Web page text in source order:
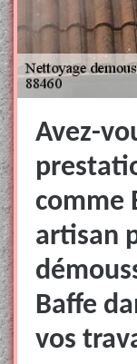
Avez-
comme
artisan
Baffe
vos